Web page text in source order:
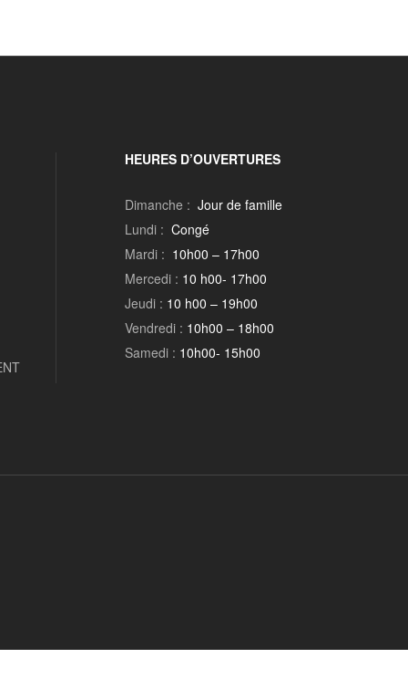
HEURES D’OUVERTURES
Dimanche : Jour de famille
Lundi : Congé
Mardi : 10h00 – 17h00
Mercedi : 10 h00- 17h00
Jeudi : 10 h00 – 19h00
Vendredi : 10h00 – 18h00
Samedi : 10h00- 15h00